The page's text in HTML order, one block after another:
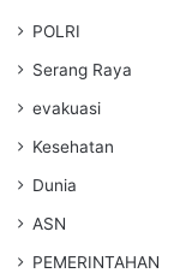
POLRI
Serang Raya
evakuasi
Kesehatan
Dunia
ASN
PEMERINTAHAN